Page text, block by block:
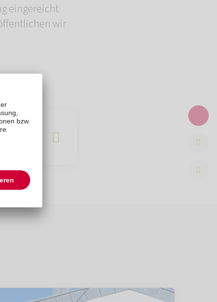
eingereicht
wir